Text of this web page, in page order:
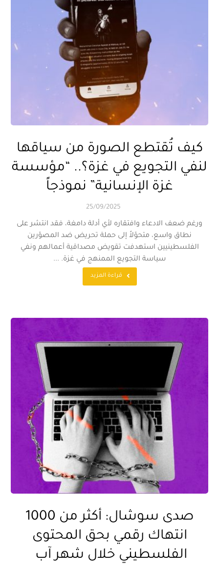
كيف تُقتطع الصورة من سياقها
لنفي التجويع في غزة؟.. “مؤسسة
غزة الإنسانية” نموذجاً
25/09/2025
ورغم ضعف الادعاء وافتقاره لأي أدلة دامغة، فقد انتشر على
نطاق واسع، متحوّلاً إلى حملة تحريض ضد المصوّرين
الفلسطينيين استهدفت تقويض مصداقية أعمالهم ونفي
سياسة التجويع الممنهج في غزة. ...
قراءة المزيد
صدى سوشال: أكثر من 1000
انتهاك رقمي بحق المحتوى
الفلسطيني خلال شهر آب